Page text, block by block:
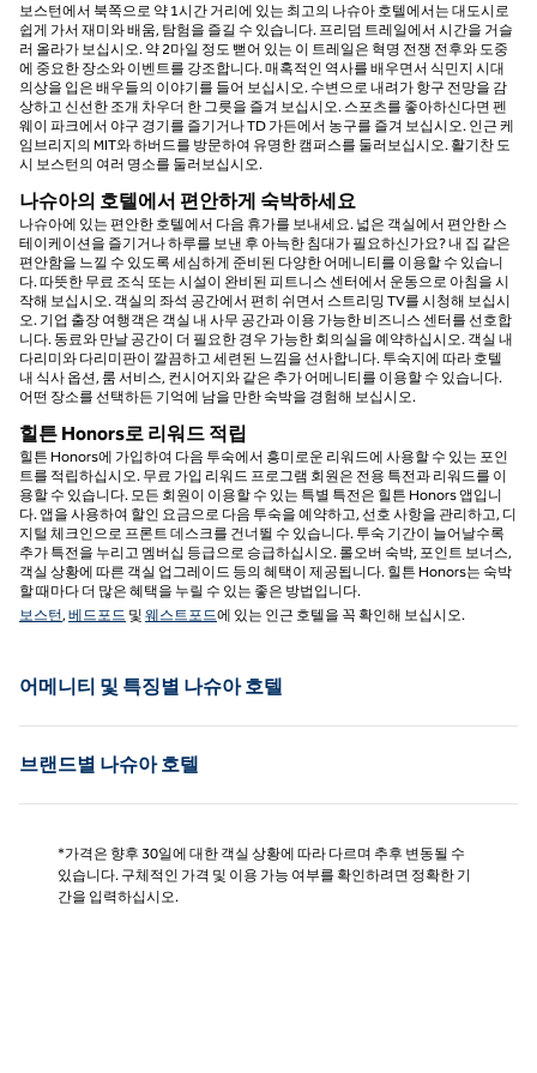
보스턴에서 북쪽으로 약 1시간 거리에 있는 최고의 나슈아 호텔에서는 대도시로
쉽게 가서 재미와 배움, 탐험을 즐길 수 있습니다. 프리덤 트레일에서 시간을 거슬
러 올라가 보십시오. 약 2마일 정도 뻗어 있는 이 트레일은 혁명 전쟁 전후와 도중
에 중요한 장소와 이벤트를 강조합니다. 매혹적인 역사를 배우면서 식민지 시대
의상을 입은 배우들의 이야기를 들어 보십시오. 수변으로 내려가 항구 전망을 감
상하고 신선한 조개 차우더 한 그릇을 즐겨 보십시오. 스포츠를 좋아하신다면 펜
웨이 파크에서 야구 경기를 즐기거나 TD 가든에서 농구를 즐겨 보십시오. 인근 케
임브리지의 MIT와 하버드를 방문하여 유명한 캠퍼스를 둘러보십시오. 활기찬 도
시 보스턴의 여러 명소를 둘러보십시오.
나슈아의 호텔에서 편안하게 숙박하세요
나슈아에 있는 편안한 호텔에서 다음 휴가를 보내세요. 넓은 객실에서 편안한 스
테이케이션을 즐기거나 하루를 보낸 후 아늑한 침대가 필요하신가요? 내 집 같은
편안함을 느낄 수 있도록 세심하게 준비된 다양한 어메니티를 이용할 수 있습니
다. 따뜻한 무료 조식 또는 시설이 완비된 피트니스 센터에서 운동으로 아침을 시
작해 보십시오. 객실의 좌석 공간에서 편히 쉬면서 스트리밍 TV를 시청해 보십시
오. 기업 출장 여행객은 객실 내 사무 공간과 이용 가능한 비즈니스 센터를 선호합
니다. 동료와 만날 공간이 더 필요한 경우 가능한 회의실을 예약하십시오. 객실 내
다리미와 다리미판이 깔끔하고 세련된 느낌을 선사합니다. 투숙지에 따라 호텔
내 식사 옵션, 룸 서비스, 컨시어지와 같은 추가 어메니티를 이용할 수 있습니다.
어떤 장소를 선택하든 기억에 남을 만한 숙박을 경험해 보십시오.
힐튼 Honors로 리워드 적립
힐튼 Honors에 가입하여 다음 투숙에서 흥미로운 리워드에 사용할 수 있는 포인
트를 적립하십시오. 무료 가입 리워드 프로그램 회원은 전용 특전과 리워드를 이
용할 수 있습니다. 모든 회원이 이용할 수 있는 특별 특전은 힐튼 Honors 앱입니
다. 앱을 사용하여 할인 요금으로 다음 투숙을 예약하고, 선호 사항을 관리하고, 디
지털 체크인으로 프론트 데스크를 건너뛸 수 있습니다. 투숙 기간이 늘어날수록
추가 특전을 누리고 멤버십 등급으로 승급하십시오. 롤오버 숙박, 포인트 보너스,
객실 상황에 따른 객실 업그레이드 등의 혜택이 제공됩니다. 힐튼 Honors는 숙박
할 때마다 더 많은 혜택을 누릴 수 있는 좋은 방법입니다.
보스턴, 베드포드 및 웨스트포드에 있는 인근 호텔을 꼭 확인해 보십시오.
어메니티 및 특징별 나슈아 호텔
브랜드별 나슈아 호텔
*가격은 향후 30일에 대한 객실 상황에 따라 다르며 추후 변동될 수
있습니다. 구체적인 가격 및 이용 가능 여부를 확인하려면 정확한 기
간을 입력하십시오.